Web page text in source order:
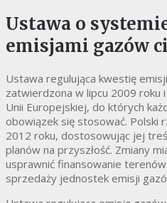
Ustawa o
emisjami gazów
Ustawa regulująca kwestię
zatwierdzona w lipcu 2009
Unii Europejskiej, do których
obowiązek się stosować. Polski
2012 roku, dostosowując jej
planów na przyszłość. Zmiany
usprawnić finansowanie
sprzedaży jednostek emisji